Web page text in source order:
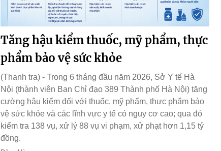
Tăng hậu kiểm thuốc, mỹ phẩm, thực
phẩm bảo vệ sức khỏe
(Thanh tra) - Trong 6 tháng đầu năm 2026, Sở Y tế Hà
Nội (thành viên Ban Chỉ đạo 389 Thành phố Hà Nội) tăng
cường hậu kiểm đối với thuốc, mỹ phẩm, thực phẩm bảo
vệ sức khỏe và các lĩnh vực y tế có nguy cơ cao; qua đó
kiểm tra 138 vụ, xử lý 88 vụ vi phạm, xử phạt hơn 1,15 tỷ
đồng.